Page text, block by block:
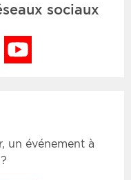
sociaux
LinkedIn
un événement à